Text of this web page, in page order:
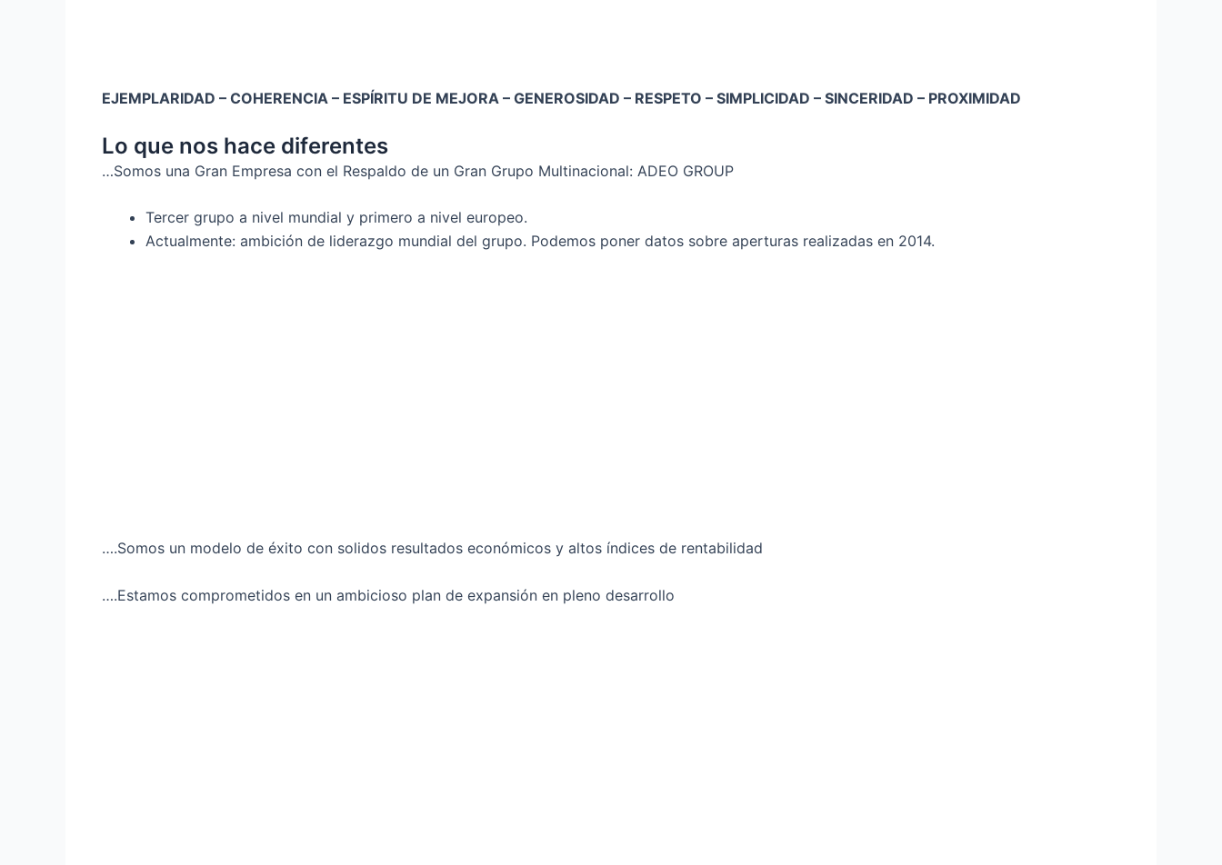
EJEMPLARIDAD – COHERENCIA – ESPÍRITU DE MEJORA – GENEROSIDAD – RESPETO – SIMPLICIDAD – SINCERIDAD – PROXIMIDAD
Lo que nos hace diferentes
…Somos una Gran Empresa con el Respaldo de un Gran Grupo Multinacional: ADEO GROUP
Tercer grupo a nivel mundial y primero a nivel europeo.
Actualmente: ambición de liderazgo mundial del grupo. Podemos poner datos sobre aperturas realizadas en 2014.
….Somos un modelo de éxito con solidos resultados económicos y altos índices de rentabilidad
….Estamos comprometidos en un ambicioso plan de expansión en pleno desarrollo